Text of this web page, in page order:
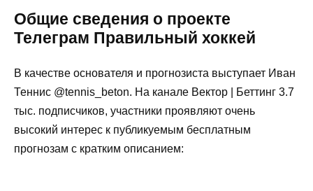
Общие сведения о проекте
Телеграм Правильный хоккей
В качестве основателя и прогнозиста выступает Иван
Теннис @tennis_beton. На канале Вектор | Беттинг 3.7
тыс. подписчиков, участники проявляют очень
высокий интерес к публикуемым бесплатным
прогнозам с кратким описанием: